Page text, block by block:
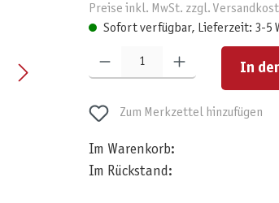
Preise inkl. MwSt. zzgl.
Sofort verfügbar, Lieferzeit: 3-5
Produkt Anzahl: Gib den gewünschten Wert ein
In
Zum Merkzettel hinzufügen
Im Warenkorb:
Im Rückstand: